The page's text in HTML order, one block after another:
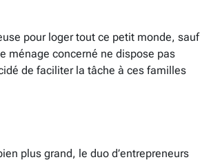
pour loger tout ce petit monde, sauf
ménage concerné ne dispose pas
de faciliter la tâche à ces familles
plus grand, le duo d’entrepreneurs